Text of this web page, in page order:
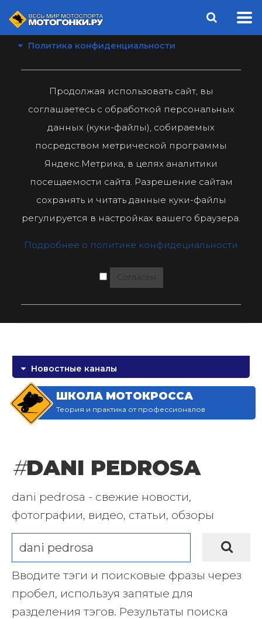
Политика конфиденциальности
Продолжая использовать сайт, вы
соглашаетесь с обработкой персональных
данных (куки-файлы), собираемых
посредством метрической программы
Яндекс.Метрика, в целях аналитики
посещаемости сайта. Разрешение сайтам
сохранять и читать данные куки-файлы
регулируется в настройках вашего браузера.
Подробнее о политике конфидециальности
Согласен
Новостные каналы
ШКОЛА МОТОКРОССА
Теория и практика от профессионалов
#DANI PEDROSA
dani pedrosa - свежие новости,
фотографии, видео, статьи, обзоры
Вводите тэги и поисковые фразы через
пробел, используя запятые для
разделения тэгов. Результаты поиска